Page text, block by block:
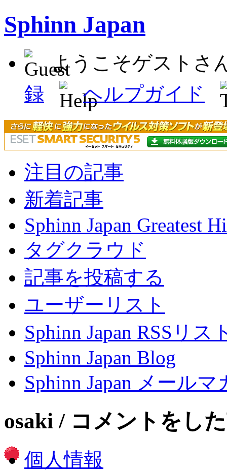
Sphinn Japan
ようこそゲスト
録
ヘルプガイド
注目の記事
新着記事
Sphinn Japan Greatest
タグクラウド
記事を投稿する
ユーザーリスト
Sphinn Japan RSSリス
Sphinn Japan Blog
Sphinn Japan メールマ
osaki / コメントをし
個人情報